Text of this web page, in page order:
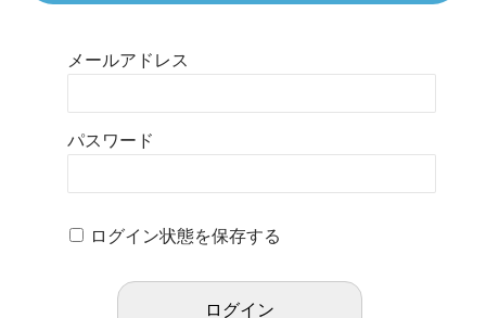
メールアドレス
パスワード
ログイン状態を保存する